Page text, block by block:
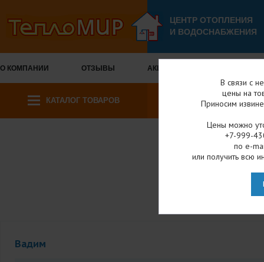
ЦЕНТР ОТОПЛЕНИЯ
И ВОДОСНАБЖЕНИЯ
О КОМПАНИИ ОТЗЫВЫ АКЦИИ И СКИДКИ
КАТАЛОГ ТОВАРОВ
Вадим
В связи с
цены на
Приносим
Цены можно
+7-999-
по e-
или получить всю